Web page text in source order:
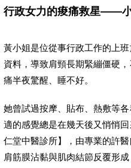
行政女力的痠痛救星——
黃小姐是位從事行政工作的上
資料，導致肩頸長期緊繃僵硬
痛半夜驚醒、睡不好。
她曾試過按摩、貼布、熱敷等
適的感覺總是在幾天後又悄悄
仁堂中醫診所】，由專業的許
肩筋膜沾黏與肌肉結節反覆形